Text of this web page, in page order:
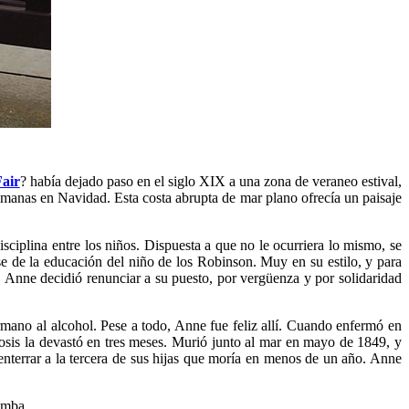
? había dejado paso en el siglo XIX a una zona de veraneo estival,
en Navidad. Esta costa abrupta de mar plano ofrecía un paisaje
entre los niños. Dispuesta a que no le ocurriera lo mismo, se
de la educación del niño de los Robinson. Muy en su estilo, y para
decidió renunciar a su puesto, por vergüenza y por solidaridad
al alcohol. Pese a todo, Anne fue feliz allí. Cuando enfermó en
la devastó en tres meses. Murió junto al mar en mayo de 1849, y
a la tercera de sus hijas que moría en menos de un año. Anne